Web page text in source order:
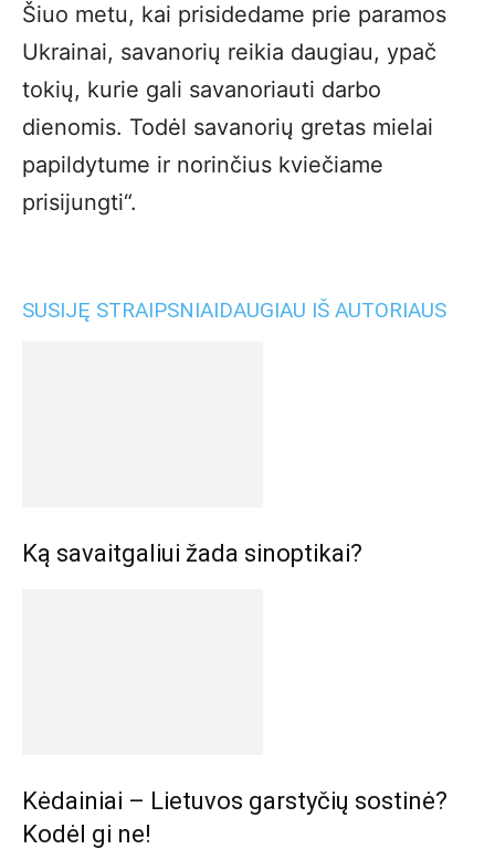
Šiuo metu, kai prisidedame prie paramos
Ukrainai, savanorių reikia daugiau, ypač
tokių, kurie gali savanoriauti darbo
dienomis. Todėl savanorių gretas mielai
papildytume ir norinčius kviečiame
prisijungti“.
SUSIJĘ STRAIPSNIAIDAUGIAU IŠ AUTORIAUS
Ką savaitgaliui žada sinoptikai?
Kėdainiai – Lietuvos garstyčių sostinė?
Kodėl gi ne!